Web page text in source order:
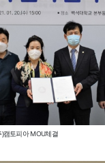
캠토피아 MOU체결